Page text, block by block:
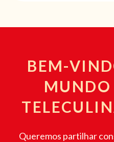
BEM-
MUNDO
Queremos partilhar